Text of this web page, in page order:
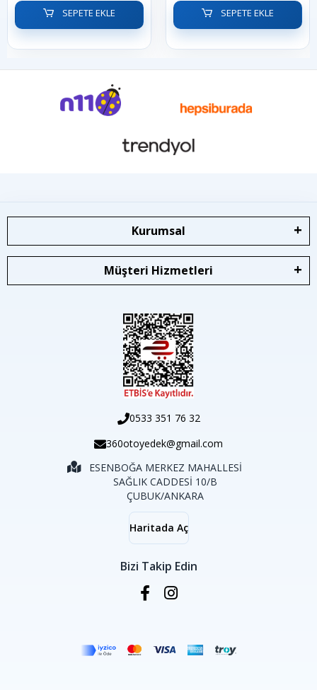
SEPETE EKLE SEPETE EKLE
Kurumsal
Müşteri Hizmetleri
0533 351 76 32
360otoyedek@gmail.com
ESENBOĞA MERKEZ MAHALLESİ
SAĞLIK CADDESİ 10/B
ÇUBUK/ANKARA
Haritada Aç
Bizi Takip Edin